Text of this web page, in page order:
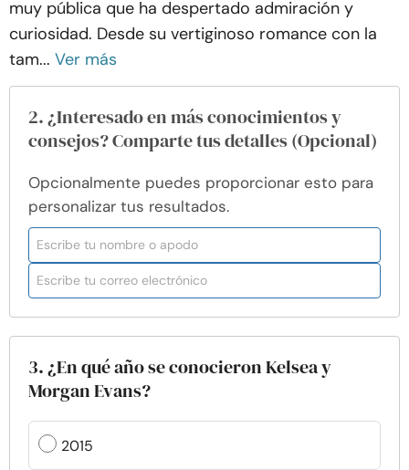
muy pública que ha despertado admiración y
curiosidad. Desde su vertiginoso romance con la
tam... Ver más
2. ¿Interesado en más conocimientos y
consejos? Comparte tus detalles (Opcional)
Opcionalmente puedes proporcionar esto para
personalizar tus resultados.
3. ¿En qué año se conocieron Kelsea y
Morgan Evans?
2015